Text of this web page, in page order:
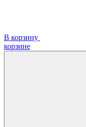
В корзину
корзинe